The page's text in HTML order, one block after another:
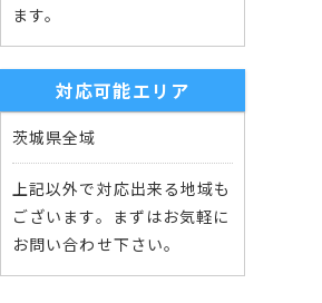
ます。
対応可能エリア
茨城県全域
上記以外で対応出来る地域も
ございます。まずはお気軽に
お問い合わせ下さい。